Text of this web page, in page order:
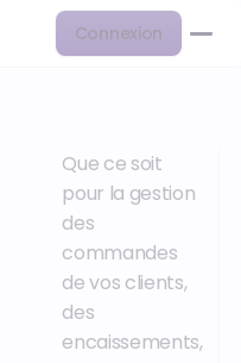
Connexion
Que ce soit
pour la gestion
des
commandes
de vos clients,
des
encaissements,